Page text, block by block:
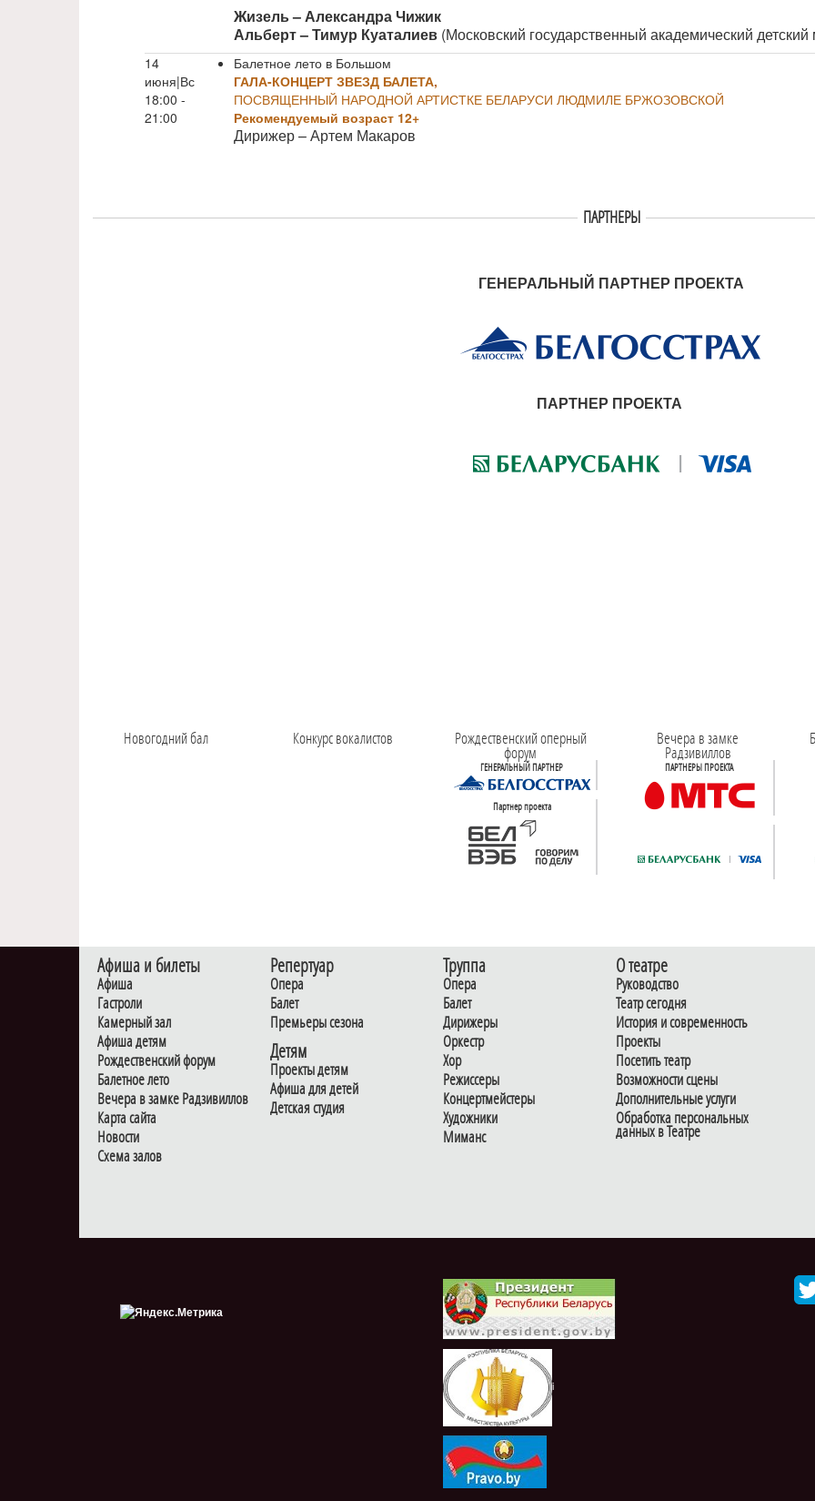
Жизель – Александра Чижик
Альберт – Тимур Куаталиев (Московский государственный академический
14
июня|Вс
18:00 -
21:00
Балетное лето в Большом
ГАЛА-КОНЦЕРТ ЗВЕЗД БАЛЕТА,
ПОСВЯЩЕННЫЙ НАРОДНОЙ АРТИСТКЕ БЕЛАРУСИ ЛЮДМИЛЕ БРЖОЗОВСКОЙ
Рекомендуемый возраст 12+
Дирижер – Артем Макаров
ПАРТНЕРЫ
ГЕНЕРАЛЬНЫЙ ПАРТНЕР ПРОЕКТА
ПАРТНЕР ПРОЕКТА
Новогодний бал Конкурс вокалистов Рождественский оперный
форум
ГЕНЕРАЛЬНЫЙ ПАРТНЕР
Партнер проекта
Вечера в замке
Радзивиллов
ПАРТНЕРЫ ПРОЕКТА
Афиша и билеты
Афиша
Гастроли
Камерный зал
Афиша детям
Рождественский форум
Балетное лето
Вечера в замке Радзивиллов
Карта сайта
Новости
Схема залов
Репертуар
Опера
Балет
Премьеры сезона
Детям
Проекты детям
Афиша для детей
Детская студия
Труппа
Опера
Балет
Дирижеры
Оркестр
Хор
Режиссеры
Концертмейстеры
Художники
Миманс
О театре
Руководство
Театр сегодня
История и современность
Проекты
Посетить театр
Возможности сцены
Дополнительные услуги
Обработка персональных
данных в Театре
i